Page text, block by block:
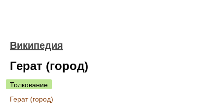
Википедия
Герат (город)
Толкование
Герат (город)